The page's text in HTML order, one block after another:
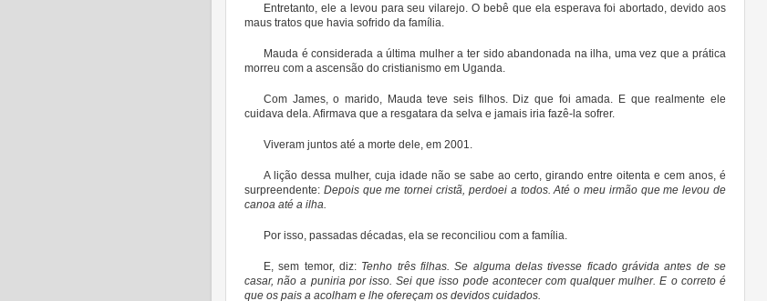
Entretanto, ele a levou para seu vilarejo. O bebê que ela esperava foi abortado, devido aos
maus tratos que havia sofrido da família.
Mauda é considerada a última mulher a ter sido abandonada na ilha, uma vez que a prática
morreu com a ascensão do cristianismo em Uganda.
Com James, o marido, Mauda teve seis filhos. Diz que foi amada. E que realmente ele
cuidava dela. Afirmava que a resgatara da selva e jamais iria fazê-la sofrer.
Viveram juntos até a morte dele, em 2001.
A lição dessa mulher, cuja idade não se sabe ao certo, girando entre oitenta e cem anos, é
surpreendente: Depois que me tornei cristã, perdoei a todos. Até o meu irmão que me levou de
canoa até a ilha.
Por isso, passadas décadas, ela se reconciliou com a família.
E, sem temor, diz: Tenho três filhas. Se alguma delas tivesse ficado grávida antes de se
casar, não a puniria por isso. Sei que isso pode acontecer com qualquer mulher. E o correto é
que os pais a acolham e lhe ofereçam os devidos cuidados.